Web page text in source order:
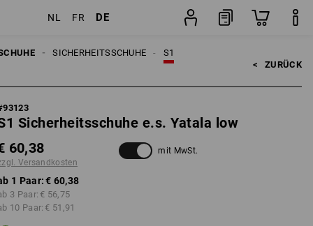
NL FR DE
S1
SICHERHEITSSCHUHE
< ZURÜCK
93123
Sicherheitsschuhe e.s. Yatala low
60,38
Versandkosten
mit MwSt.
1 Paar:€ 60,38
3 Paar: € 56,75
10 Paar: € 51,91